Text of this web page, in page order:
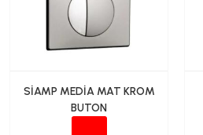
SİAMP MEDİA MAT KROM
BUTON